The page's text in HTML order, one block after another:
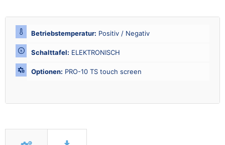
Betriebstemperatur: Positiv / Negativ
Schalttafel: ELEKTRONISCH
Optionen: PRO-10 TS touch screen